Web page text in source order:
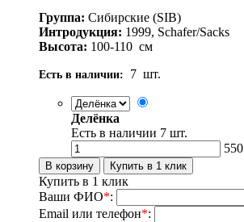
Группа: Сибирские (SIB)
Интродукция: 1999, Schafer/Sacks
Высота: 100-110 см
Есть в наличии: 7 шт.
Делёнка
Есть в наличии 7 шт.
550
Купить в 1 клик
Ваши ФИО*:
Email или телефон*: